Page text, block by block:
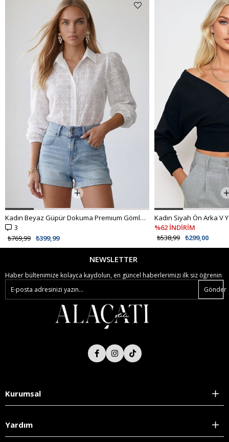
Kadın Beyaz Güpür Dokuma Premıum Gömlek ALC-X4366
3
₺399,99
₺769,99
%62 İNDİRİM
₺299,00
₺538,99
NEWSLETTER
Haber bültenimize kolayca kaydolun, en güncel haberlerimizi ilk siz öğrenin
Gönder
Kurumsal
Yardım